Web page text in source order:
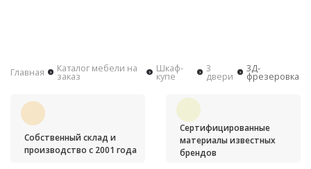
Главная Каталог мебели на
заказ
Шкаф-
купе
3
двери
3Д-
фрезеровка
Собственный склад и
производство с 2001 года
Сертифицированные
материалы известных
брендов